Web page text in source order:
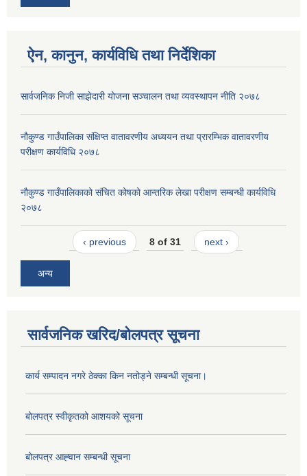
ऐन, कानुन, कार्यविधि तथा निर्देशिका
सार्वजनिक निजी साझेदारी योजना सञ्चालन तथा व्यवस्थापन नीति २०७८
नौकुण्ड गाउँपालिका संक्षिप्त वातावरणीय अध्ययन तथा प्रारम्भिक वातावरणीय
परीक्षण कार्यविधि २०७८
नौकुण्ड गाउँपालिकाको संचित कोषको आन्तरिक लेखा परीक्षण सम्बन्धी कार्यविधि
२०७८
‹ previous 8 of 31 next ›
अन्य
सार्वजनिक खरिद/बोलपत्र सूचना
कार्य सम्पादन नगरे ठेक्का किन नतोड्ने सम्बन्धी सूचना।
बोलपत्र स्वीकृतको आशयको सूचना
बोलपत्र आह्‍वान सम्बन्धी सूचना